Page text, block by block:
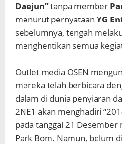
Daejun”tanpa member
menurut pernyataan YG
sebelumnya, tengah
menghentikan semua
Outlet media OSEN
mereka telah berbicara
dalam di dunia penyiaran
2NE1 akan menghadiri
pada tanggal 21 Desember
Park Bom. Namun, belum